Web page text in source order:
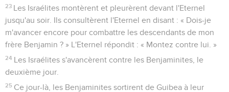
23 Les Israélites montèrent et pleurèrent devant l'Eternel
jusqu'au soir. Ils consultèrent l'Eternel en disant : « Dois-je
m'avancer encore pour combattre les descendants de mon
frère Benjamin ? » L'Eternel répondit : « Montez contre lui. »
24 Les Israélites s'avancèrent contre les Benjaminites, le
deuxième jour.
25 Ce jour-là, les Benjaminites sortirent de Guibea à leur